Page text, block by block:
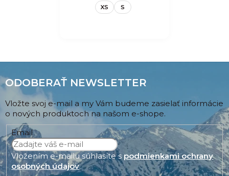
CORDUROY
BLUEBERRY
XS S
ODOBERAŤ NEWSLETTER
Vložte svoj e-mail a my Vám budeme zasielať informácie
o nových produktoch na našom e-shope.
Email
Vložením e-mailu súhlasíte spodmienkami ochrany
osobných údajov.